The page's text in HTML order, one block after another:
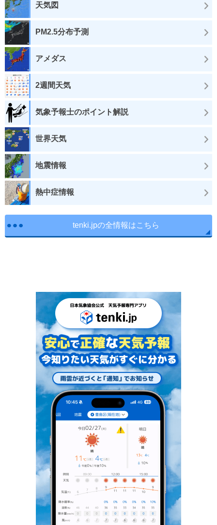
天気図
PM2.5分布予測
アメダス
2週間天気
気象予報士のポイント解説
世界天気
地震情報
熱中症情報
tenki.jpの全情報はこちら